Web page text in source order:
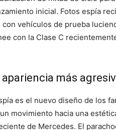
inicial. Fotos espía
vehículos de prueba
con la Clase C
más
es el nuevo diseño de los
movimiento hacia una
de Mercedes. El